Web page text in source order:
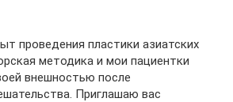
проведения пластики азиатских
методика и мои пациентки
внешностью после
Приглашаю вас